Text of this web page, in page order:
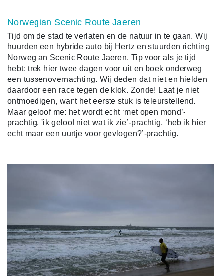
Norwegian Scenic Route Jaeren
Tijd om de stad te verlaten en de natuur in te gaan. Wij
huurden een hybride auto bij Hertz en stuurden richting
Norwegian Scenic Route Jaeren. Tip voor als je tijd
hebt: trek hier twee dagen voor uit en boek onderweg
een tussenovernachting. Wij deden dat niet en hielden
daardoor een race tegen de klok. Zonde! Laat je niet
ontmoedigen, want het eerste stuk is teleurstellend.
Maar geloof me: het wordt echt ‘met open mond’-
prachtig, 'ik geloof niet wat ik zie’-prachtig, ‘heb ik hier
echt maar een uurtje voor gevlogen?’-prachtig.